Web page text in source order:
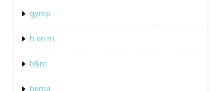
gymp
h en m
h&m
hema